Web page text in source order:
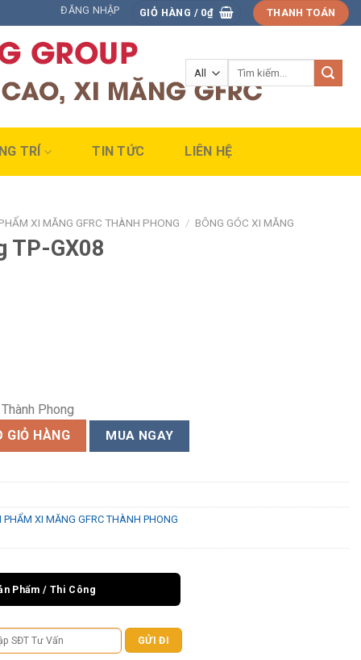
ĐĂNG NHẬP GIỎ HÀNG / 0₫ THANH TOÁN
TRÍ TIN TỨC LIÊN HỆ
XI MĂNG GFRC THÀNH PHONG / BÔNG GÓC XI MĂNG
TP-GX08
Phong
GIỎ HÀNG MUA NGAY
PHẨM XI MĂNG GFRC THÀNH PHONG
Phẩm / Thi Công